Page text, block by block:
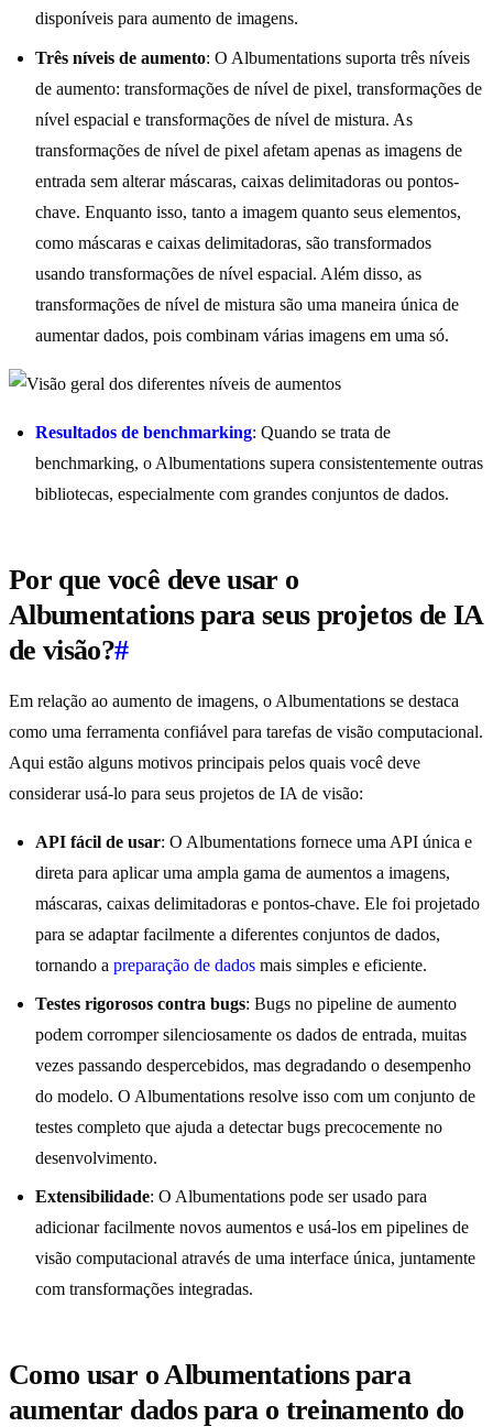
disponíveis para aumento de imagens.
Três níveis de aumento: O Albumentations suporta três níveis
de aumento: transformações de nível de pixel, transformações de
nível espacial e transformações de nível de mistura. As
transformações de nível de pixel afetam apenas as imagens de
entrada sem alterar máscaras, caixas delimitadoras ou pontos-
chave. Enquanto isso, tanto a imagem quanto seus elementos,
como máscaras e caixas delimitadoras, são transformados
usando transformações de nível espacial. Além disso, as
transformações de nível de mistura são uma maneira única de
aumentar dados, pois combinam várias imagens em uma só.
Resultados de benchmarking: Quando se trata de
benchmarking, o Albumentations supera consistentemente outras
bibliotecas, especialmente com grandes conjuntos de dados.
Por que você deve usar o
Albumentations para seus projetos de IA
de visão?#
Em relação ao aumento de imagens, o Albumentations se destaca
como uma ferramenta confiável para tarefas de visão computacional.
Aqui estão alguns motivos principais pelos quais você deve
considerar usá-lo para seus projetos de IA de visão:
API fácil de usar: O Albumentations fornece uma API única e
direta para aplicar uma ampla gama de aumentos a imagens,
máscaras, caixas delimitadoras e pontos-chave. Ele foi projetado
para se adaptar facilmente a diferentes conjuntos de dados,
tornando a preparação de dados mais simples e eficiente.
Testes rigorosos contra bugs: Bugs no pipeline de aumento
podem corromper silenciosamente os dados de entrada, muitas
vezes passando despercebidos, mas degradando o desempenho
do modelo. O Albumentations resolve isso com um conjunto de
testes completo que ajuda a detectar bugs precocemente no
desenvolvimento.
Extensibilidade: O Albumentations pode ser usado para
adicionar facilmente novos aumentos e usá-los em pipelines de
visão computacional através de uma interface única, juntamente
com transformações integradas.
Como usar o Albumentations para
aumentar dados para o treinamento do